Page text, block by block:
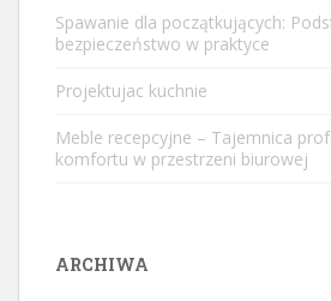
Spawanie dla początkujących:
bezpieczeństwo w praktyce
Projektujac kuchnie
Meble recepcyjne – Tajemnica
komfortu w przestrzeni biurowej
ARCHIWA